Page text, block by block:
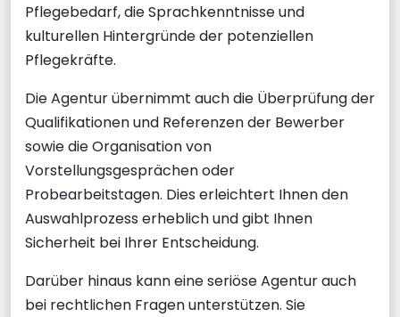
Pflegebedarf, die Sprachkenntnisse und
kulturellen Hintergründe der potenziellen
Pflegekräfte.
Die Agentur übernimmt auch die Überprüfung der
Qualifikationen und Referenzen der Bewerber
sowie die Organisation von
Vorstellungsgesprächen oder
Probearbeitstagen. Dies erleichtert Ihnen den
Auswahlprozess erheblich und gibt Ihnen
Sicherheit bei Ihrer Entscheidung.
Darüber hinaus kann eine seriöse Agentur auch
bei rechtlichen Fragen unterstützen. Sie